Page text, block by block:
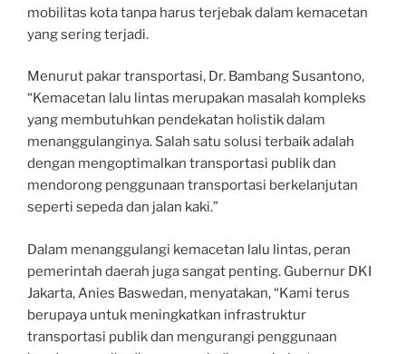
mobilitas kota tanpa harus terjebak dalam kemacetan
yang sering terjadi.
Menurut pakar transportasi, Dr. Bambang Susantono,
“Kemacetan lalu lintas merupakan masalah kompleks
yang membutuhkan pendekatan holistik dalam
menanggulanginya. Salah satu solusi terbaik adalah
dengan mengoptimalkan transportasi publik dan
mendorong penggunaan transportasi berkelanjutan
seperti sepeda dan jalan kaki.”
Dalam menanggulangi kemacetan lalu lintas, peran
pemerintah daerah juga sangat penting. Gubernur DKI
Jakarta, Anies Baswedan, menyatakan, “Kami terus
berupaya untuk meningkatkan infrastruktur
transportasi publik dan mengurangi penggunaan